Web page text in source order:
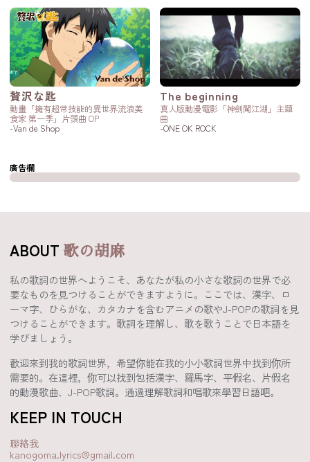
贅沢な匙
動畫「擁有超常技能的異世界流浪美
食家 第一季」片頭曲 OP
-Van de Shop
The beginning
真人版動漫電影「神劍闖江湖」主題
曲
-ONE OK ROCK
廣告欄
ABOUT歌の胡麻
私の歌詞の世界へようこそ、あなたが私の小さな歌詞の世界で必
要なものを見つけることができますように。ここでは、漢字、ロ
ーマ字、ひらがな、カタカナを含むアニメの歌やJ-POPの歌詞を見
つけることができます。歌詞を理解し、歌を歌うことで日本語を
学びましょう。
歡迎來到我的歌詞世界，希望你能在我的小小歌詞世界中找到你所
需要的。在這裡，你可以找到包括漢字、羅馬字、平假名、片假名
的動漫歌曲、J-POP歌詞。通過理解歌詞和唱歌來學習日語吧。
KEEP IN TOUCH
聯絡我
kanogoma.lyrics@gmail.com